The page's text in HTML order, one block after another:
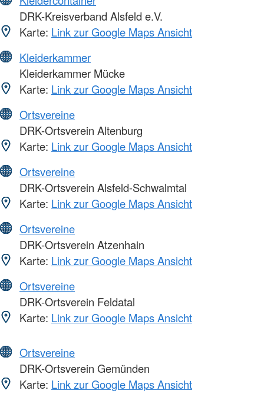
DRK-Kreisverband Alsfeld e.V.
Karte: Link zur Google Maps Ansicht
Kleiderkammer
Kleiderkammer Mücke
Karte: Link zur Google Maps Ansicht
Ortsvereine
DRK-Ortsverein Altenburg
Karte: Link zur Google Maps Ansicht
Ortsvereine
DRK-Ortsverein Alsfeld-Schwalmtal
Karte: Link zur Google Maps Ansicht
Ortsvereine
DRK-Ortsverein Atzenhain
Karte: Link zur Google Maps Ansicht
Ortsvereine
DRK-Ortsverein Feldatal
Karte: Link zur Google Maps Ansicht
Ortsvereine
DRK-Ortsverein Gemünden
Karte: Link zur Google Maps Ansicht